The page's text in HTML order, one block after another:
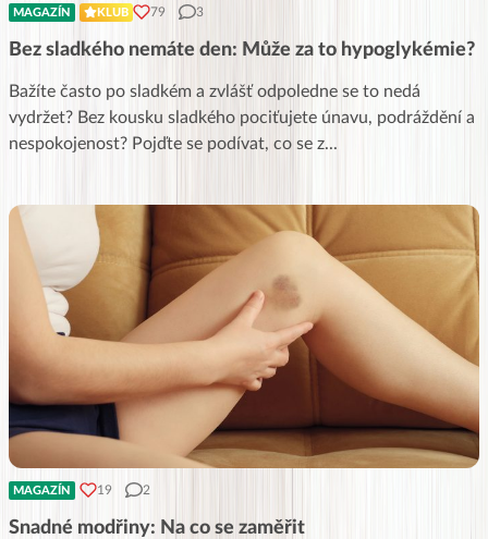
MAGAZÍN KLUB 79 3
Bez sladkého nemáte den: Může za to hypoglykémie?
Bažíte často po sladkém a zvlášť odpoledne se to nedá
vydržet? Bez kousku sladkého pociťujete únavu, podráždění a
nespokojenost? Pojďte se podívat, co se z...
MAGAZÍN 19 2
Snadné modřiny: Na co se zaměřit